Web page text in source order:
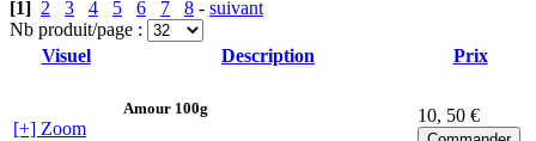
YUAN
[1] 2 3 4 5 6 7 8 - suivant
Nb produit/page :
Visuel
Description Prix
[+] Zoom
Amour 100g 10, 50 €